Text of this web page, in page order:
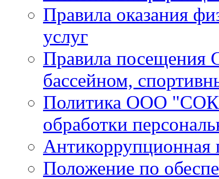
Правила оказания
услуг
Правила посещения
бассейном,
Политика ООО "СОК
обработки
Положение по